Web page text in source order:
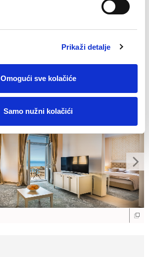
Prikaži detalje
Omogući sve kolačiće
Samo nužni kolačići
REZERVIRAJTE SADA!